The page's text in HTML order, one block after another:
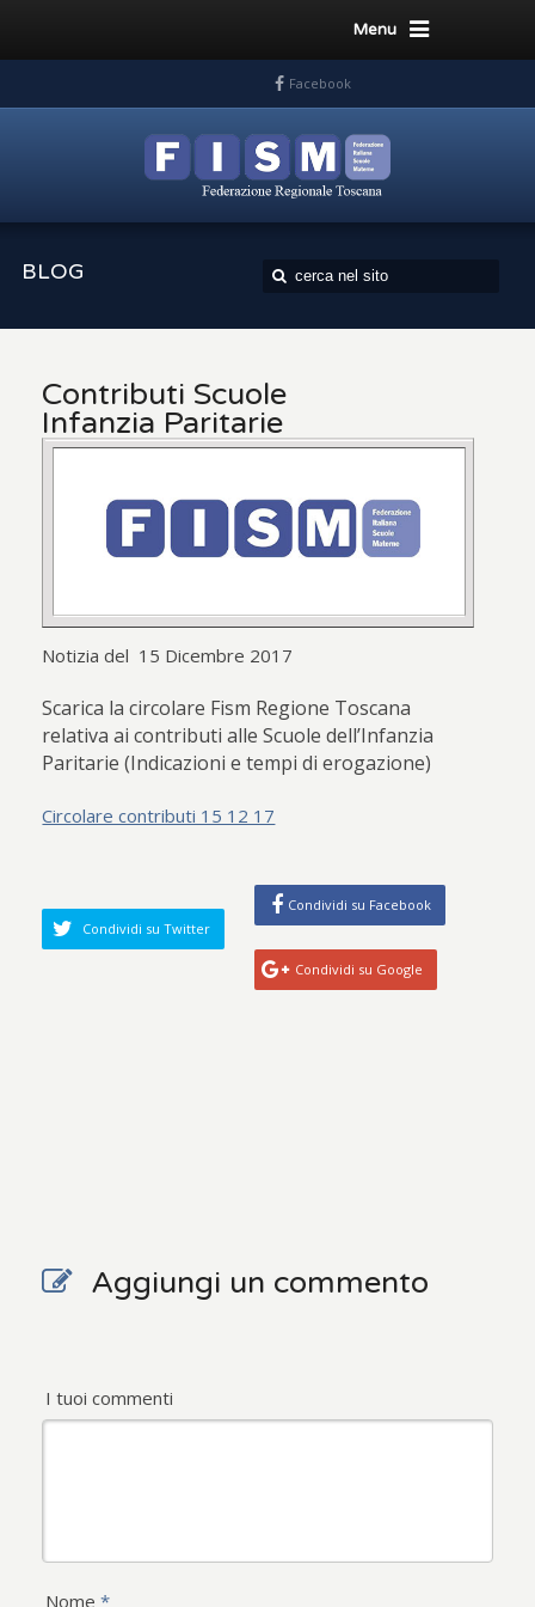
Menu
Facebook
BLOG
Contributi Scuole
Infanzia Paritarie
Notizia del 15 Dicembre 2017
Scarica la circolare Fism Regione Toscana
relativa ai contributi alle Scuole dell’Infanzia
Paritarie (Indicazioni e tempi di erogazione)
Circolare contributi 15 12 17
Condividi su Twitter
Condividi su Facebook
Condividi su Google
Aggiungi un commento
I tuoi commenti
Nome*